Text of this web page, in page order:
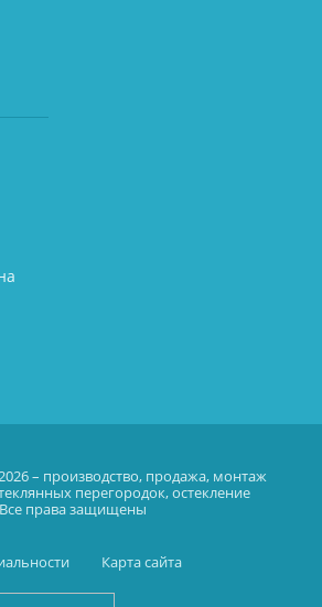
– производство, продажа, монтаж
перегородок, остекление
права защищены
Карта сайта